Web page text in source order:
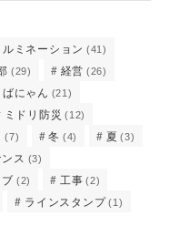
ルミネーション (41)
(29) 経営 (26)
ばにゃん (21)
ミドリ防災 (12)
(7) 冬 (4) 夏 (3)
ス (3)
(2) 工事 (2)
ラインスタンプ (1)